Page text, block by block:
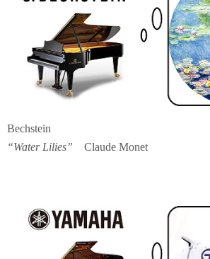
Bechstein
“Water Lilies” Claude Monet